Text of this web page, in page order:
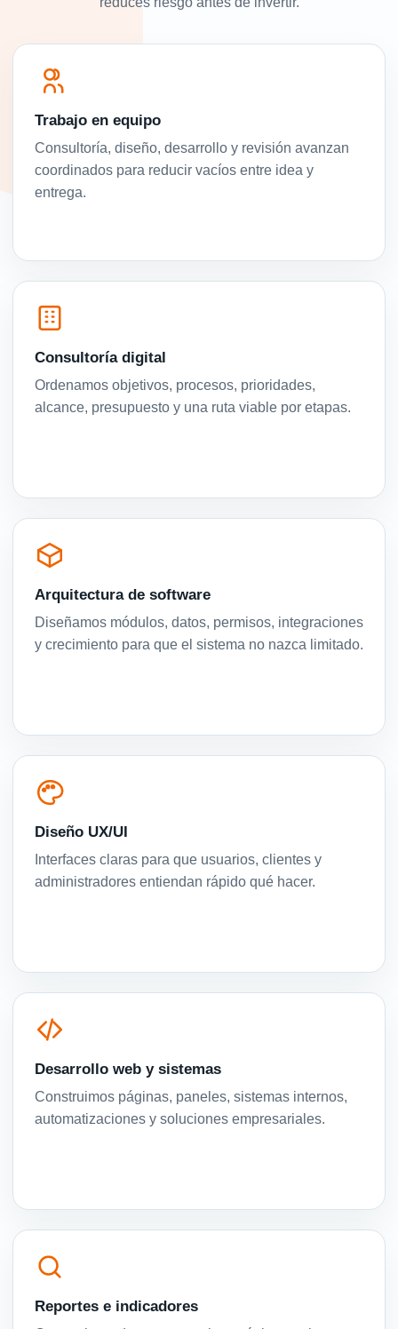
Trabajo en equipo
Consultoría, diseño, desarrollo y revisión avanzan
coordinados para reducir vacíos entre idea y
entrega.
Consultoría digital
Ordenamos objetivos, procesos, prioridades,
alcance, presupuesto y una ruta viable por etapas.
Arquitectura de software
Diseñamos módulos, datos, permisos, integraciones
y crecimiento para que el sistema no nazca limitado.
Diseño UX/UI
Interfaces claras para que usuarios, clientes y
administradores entiendan rápido qué hacer.
Desarrollo web y sistemas
Construimos páginas, paneles, sistemas internos,
automatizaciones y soluciones empresariales.
Reportes e indicadores